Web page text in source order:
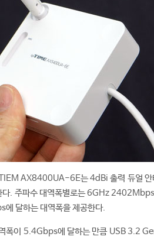
AX8400UA-6E는 4dBi 출력 듀얼
다. 주파수 대역폭별로는 6GHz
달하는 대역폭을 제공한다.
이 5.4Gbps에 달하는 만큼 USB 3.2